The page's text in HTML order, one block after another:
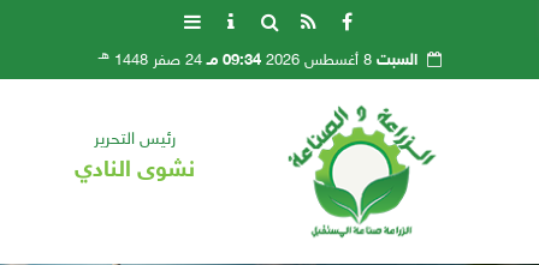
السبت8 أغسطس 2026 09:34 مـ 24 صفر 1448 هـ
رئيس التحرير
نشوى النادي